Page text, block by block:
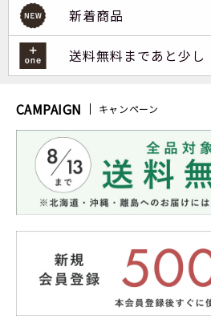
新着商品
送料無料まであと少し
CAMPAIGN キャンペーン